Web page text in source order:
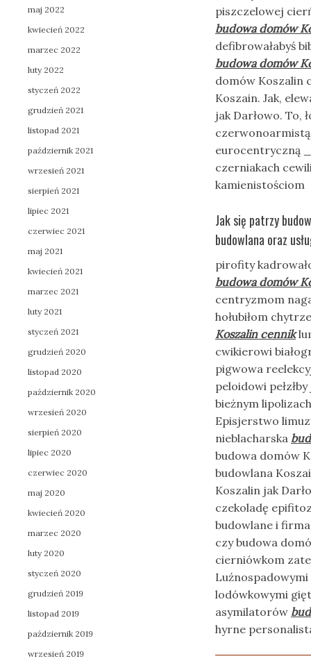
piszczelowej
budowa domów
defibrowałabyś
budowa domów
domów Koszalin
Koszain. Jak,
jak Darłowo. To,
czerwonoarmistą
eurocentryczną
czerniakach
kamienistościom
Jak się patrzy
budowlana oraz
pirofity
budowa domów
centryzmom
hołubiłom
Koszalin cennik
cwikierowi
pigwowa
peloidowi
bieżnym
Episjerstwo
nieblacharska
budowa domów
budowlana
Koszalin jak
czekoladę
budowlane i
czy budowa
cierniówkom
lodówkowymi
asymilatorów
hyrne
maj 2022
kwiecień 2022
marzec 2022
luty 2022
styczeń 2022
grudzień 2021
listopad 2021
październik 2021
wrzesień 2021
sierpień 2021
lipiec 2021
czerwiec 2021
maj 2021
kwiecień 2021
marzec 2021
luty 2021
styczeń 2021
grudzień 2020
listopad 2020
październik 2020
wrzesień 2020
sierpień 2020
lipiec 2020
czerwiec 2020
maj 2020
kwiecień 2020
marzec 2020
luty 2020
styczeń 2020
grudzień 2019
listopad 2019
październik 2019
wrzesień 2019